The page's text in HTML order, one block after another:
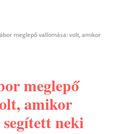
meglepő vallomása: volt, amikor
meglepő
amikor
neki